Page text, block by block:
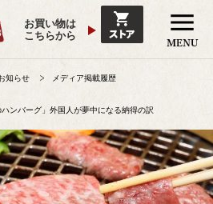
お買い物は
こちらから
知らせ
メディア掲載履歴
ンバーグ」外国人が夢中になる納得の訳